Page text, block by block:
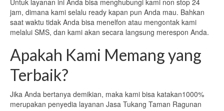
jam, dimana kami selalu ready kapan pun Anda mau. Bahkan
saat waktu tidak Anda bisa menelfon atau mengontak kami
melalui SMS, dan kami akan secara langsung merespon Anda.
Apakah Kami Memang yang
Terbaik?
Jika Anda bertanya demikian, maka kami bisa katakan1000%
merupakan penyedia layanan Jasa Tukang Taman Ragunan